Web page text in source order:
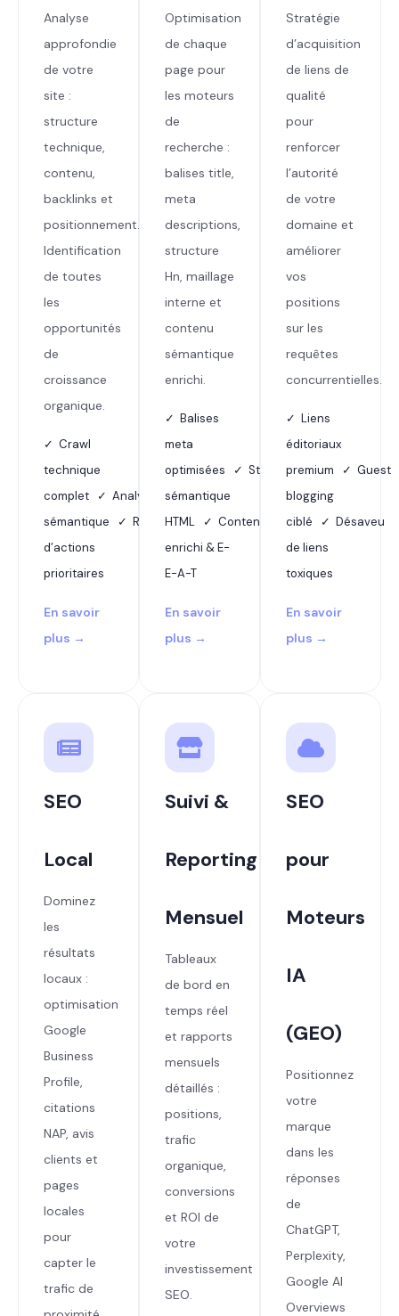
Analyse
approfondie
de votre
site :
structure
technique,
contenu,
backlinks et
positionnement.
Identification
de toutes
les
opportunités
de
croissance
organique.
✓ Crawl
technique
complet ✓ Analyse
sémantique ✓ Rapport
d’actions
prioritaires
En savoir
plus →
Optimisation
de chaque
page pour
les moteurs
de
recherche :
balises title,
meta
descriptions,
structure
Hn, maillage
interne et
contenu
sémantique
enrichi.
✓ Balises
meta
optimisées ✓ Structure
sémantique
HTML ✓ Contenu
enrichi & E-
E-A-T
En savoir
plus →
Stratégie
d’acquisition
de liens de
qualité
pour
renforcer
l’autorité
de votre
domaine et
améliorer
vos
positions
sur les
requêtes
concurrentielles.
✓ Liens
éditoriaux
premium ✓ Guest
blogging
ciblé ✓ Désaveu
de liens
toxiques
En savoir
plus →
SEO
Local
Dominez
les
résultats
locaux :
optimisation
Google
Business
Profile,
citations
NAP, avis
clients et
pages
locales
pour
capter le
trafic de
Suivi &
Reporting
Mensuel
Tableaux
de bord en
temps réel
et rapports
mensuels
détaillés :
positions,
trafic
organique,
conversions
et ROI de
votre
investissement
SEO.
SEO
pour
Moteurs
IA
(GEO)
Positionnez
votre
marque
dans les
réponses
de
ChatGPT,
Perplexity,
Google AI
Overviews